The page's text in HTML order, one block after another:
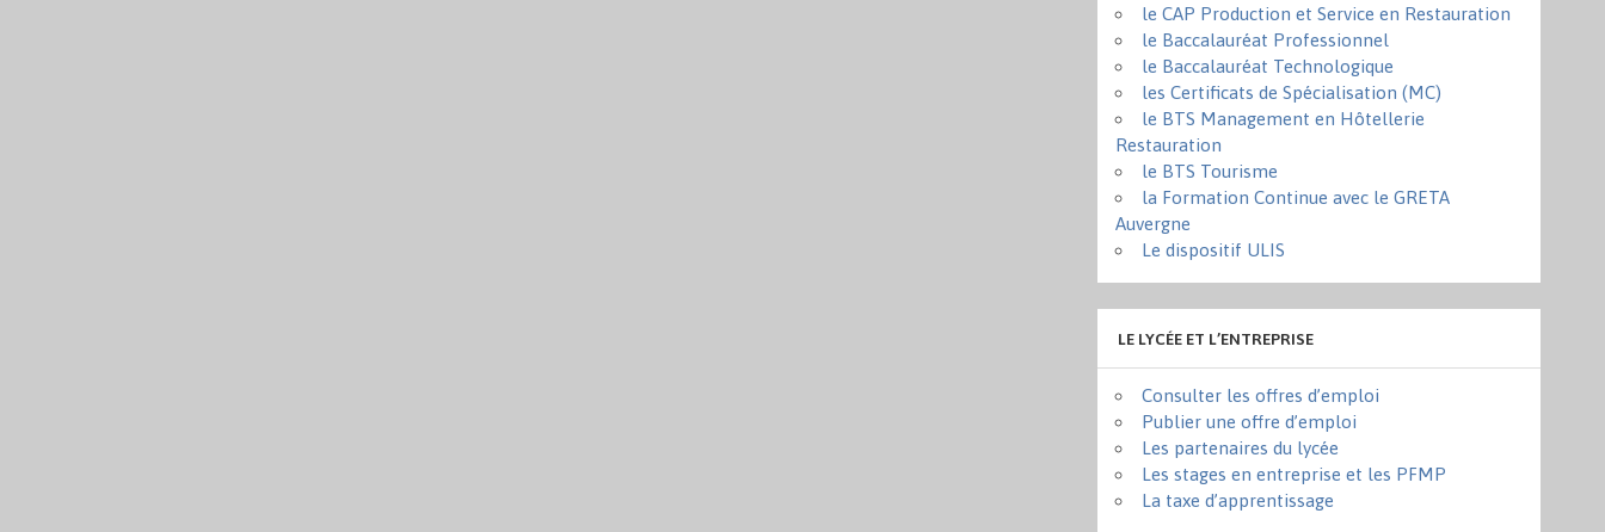
le CAP Production et Service en Restauration
le Baccalauréat Professionnel
le Baccalauréat Technologique
les Certificats de Spécialisation (MC)
le BTS Management en Hôtellerie
Restauration
le BTS Tourisme
la Formation Continue avec le GRETA
Auvergne
Le dispositif ULIS
LE LYCÉE ET L’ENTREPRISE
Consulter les offres d’emploi
Publier une offre d’emploi
Les partenaires du lycée
Les stages en entreprise et les PFMP
La taxe d’apprentissage